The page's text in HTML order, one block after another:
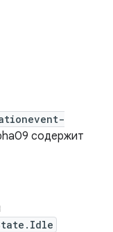
содержит